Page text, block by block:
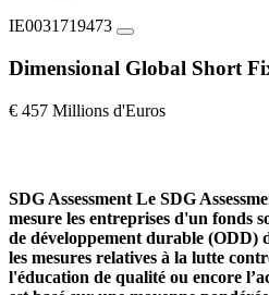
IE0031719473
Dimensional Global Short
€ 457 Millions d'Euros
SDG Assessment Le SDG
mesure les entreprises d'un fonds
de développement durable (ODD)
les mesures relatives à la lutte
l'éducation de qualité ou encore